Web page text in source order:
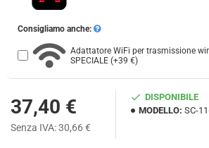
37,40 €
Senza IVA: 30,66 €
DISPONIBILE
MODELLO: SC-
Consigliamo anche:
Adattatore WiFi per trasmissione
SPECIALE (+39 €)